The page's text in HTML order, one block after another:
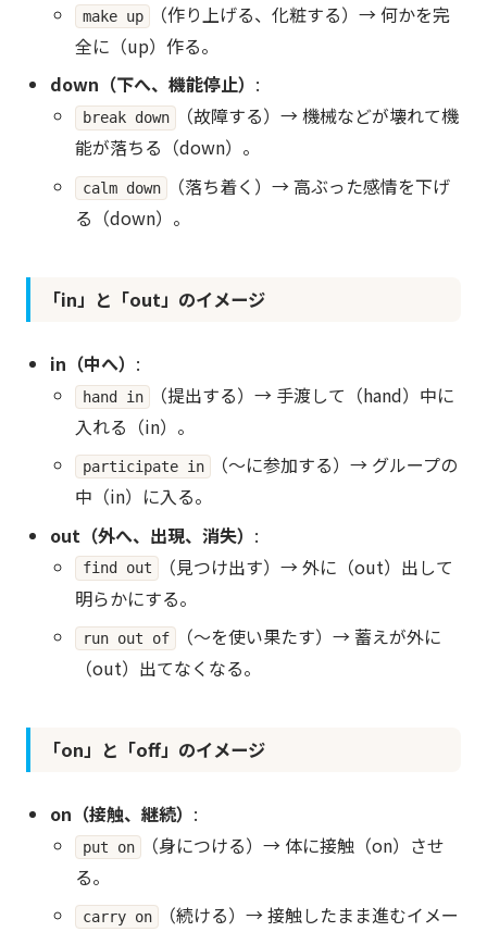
make up
（作り上げる、化粧する）→ 何かを完
全に（up）作る。
down（下へ、機能停止） :
break down
（故障する）→ 機械などが壊れて機
能が落ちる（down）。
calm down
（落ち着く）→ 高ぶった感情を下げ
る（down）。
「in」と「out」のイメージ
in（中へ） :
hand in
（提出する）→ 手渡して（hand）中に
入れる（in）。
participate in
（〜に参加する）→ グループの
中（in）に入る。
out（外へ、出現、消失） :
find out
（見つけ出す）→ 外に（out）出して
明らかにする。
run out of
（〜を使い果たす）→ 蓄えが外に
（out）出てなくなる。
「on」と「off」のイメージ
on（接触、継続） :
put on
（身につける）→ 体に接触（on）させ
る。
carry on
（続ける）→ 接触したまま進むイメー